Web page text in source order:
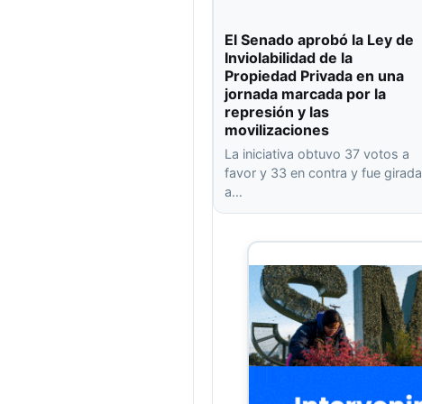
El Senado aprobó la Ley de
Inviolabilidad de la
Propiedad Privada en una
jornada marcada por la
represión y las
movilizaciones
La iniciativa obtuvo 37 votos a
favor y 33 en contra y fue girada
a…